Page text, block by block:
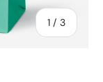
1 / z
3